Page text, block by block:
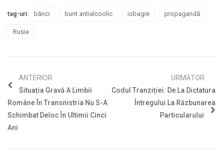
tag-uri: bănci bunt antialcoolic iobagie propagandă
Rusia
ANTERIOR
Situația Gravă A Limbii
Române În Transnistria Nu S-A
Schimbat Deloc În Ultimii Cinci
Ani
URMĂTOR
Codul Tranziției: De La Dictatura
Întregului La Răzbunarea
Particularului